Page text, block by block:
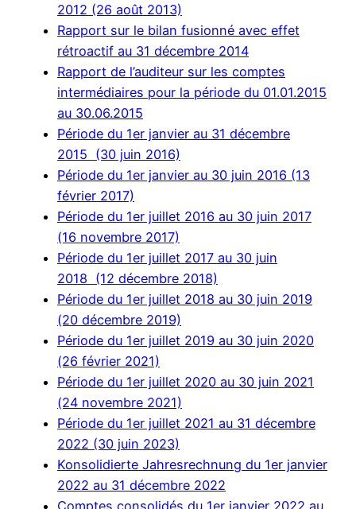
2012 (26 août 2013)
Rapport sur le bilan fusionné avec effet
rétroactif au 31 décembre 2014
Rapport de l’auditeur sur les comptes
intermédiaires pour la période du 01.01.2015
au 30.06.2015
Période du 1er janvier au 31 décembre
2015 (30 juin 2016)
Période du 1er janvier au 30 juin 2016 (13
février 2017)
Période du 1er juillet 2016 au 30 juin 2017
(16 novembre 2017)
Période du 1er juillet 2017 au 30 juin
2018 (12 décembre 2018)
Période du 1er juillet 2018 au 30 juin 2019
(20 décembre 2019)
Période du 1er juillet 2019 au 30 juin 2020
(26 février 2021)
Période du 1er juillet 2020 au 30 juin 2021
(24 novembre 2021)
Période du 1er juillet 2021 au 31 décembre
2022 (30 juin 2023)
Konsolidierte Jahresrechnung du 1er janvier
2022 au 31 décembre 2022